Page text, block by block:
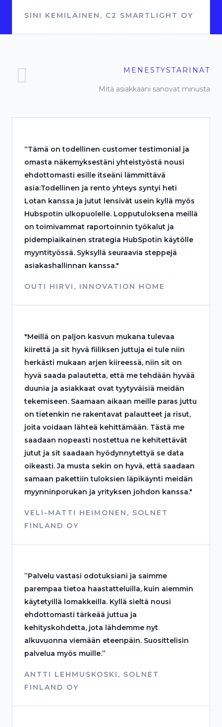
SINI KEMILÄINEN, C2 SMARTLIGHT OY
MENESTYSTARINAT
Mitä asiakkaani sanovat minusta
“Tämä on todellinen customer testimonial ja
omasta näkemyksestäni yhteistyöstä nousi
ehdottomasti esille itseäni lämmittävä
asia:Todellinen ja rento yhteys syntyi heti
Lotan kanssa ja jutut lensivät usein kyllä myös
Hubspotin ulkopuolelle. Lopputuloksena meillä
on toimivammat raportoinnin työkalut ja
pidempiaikainen strategia HubSpotin käytölle
myyntityössä. Syksyllä seuraavia steppejä
asiakashallinnan kanssa."
OUTI HIRVI, INNOVATION HOME​
"Meillä on paljon kasvun mukana tulevaa
kiirettä ja sit hyvä fiiliksen juttuja ei tule niin
herkästi mukaan arjen kiireessä, niin sit on
hyvä saada palautetta, että me tehdään hyvää
duunia ja asiakkaat ovat tyytyväisiä meidän
tekemiseen. Saamaan aikaan meille paras juttu
on tietenkin ne rakentavat palautteet ja risut,
joita voidaan lähteä kehittämään. Tästä me
saadaan nopeasti nostettua ne kehitettävät
jutut ja sit saadaan hyödynnytettyä se data
oikeasti. Ja musta sekin on hyvä, että saadaan
samaan pakettiin tuloksien läpikäynti meidän
myynninporukan ja yrityksen johdon kanssa."
VELI-MATTI HEIMONEN, SOLNET
FINLAND OY
”Palvelu vastasi odotuksiani ja saimme
parempaa tietoa haastatteluilla, kuin aiemmin
käytetyillä lomakkeilla. Kyllä sieltä nousi
ehdottomasti tärkeää juttua ja
kehityskohdetta, jota lähdemme nyt
alkuvuonna viemään eteenpäin. Suosittelisin
palvelua myös muille.”
ANTTI LEHMUSKOSKI, SOLNET
FINLAND OY